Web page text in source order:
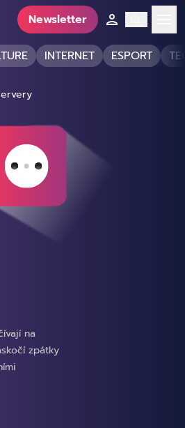
Newsletter
INTERNET ESPORT
na
zpátky